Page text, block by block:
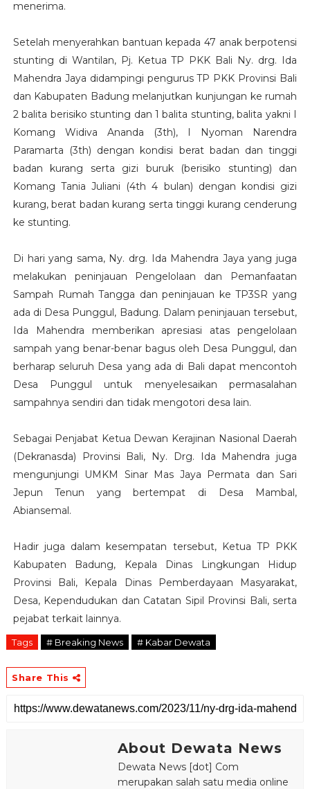
menerima.
Setelah menyerahkan bantuan kepada 47 anak berpotensi
stunting di Wantilan, Pj. Ketua TP PKK Bali Ny. drg. Ida
Mahendra Jaya didampingi pengurus TP PKK Provinsi Bali
dan Kabupaten Badung melanjutkan kunjungan ke rumah
2 balita berisiko stunting dan 1 balita stunting, balita yakni I
Komang Widiva Ananda (3th), I Nyoman Narendra
Paramarta (3th) dengan kondisi berat badan dan tinggi
badan kurang serta gizi buruk (berisiko stunting) dan
Komang Tania Juliani (4th 4 bulan) dengan kondisi gizi
kurang, berat badan kurang serta tinggi kurang cenderung
ke stunting.
Di hari yang sama, Ny. drg. Ida Mahendra Jaya yang juga
melakukan peninjauan Pengelolaan dan Pemanfaatan
Sampah Rumah Tangga dan peninjauan ke TP3SR yang
ada di Desa Punggul, Badung. Dalam peninjauan tersebut,
Ida Mahendra memberikan apresiasi atas pengelolaan
sampah yang benar-benar bagus oleh Desa Punggul, dan
berharap seluruh Desa yang ada di Bali dapat mencontoh
Desa Punggul untuk menyelesaikan permasalahan
sampahnya sendiri dan tidak mengotori desa lain.
Sebagai Penjabat Ketua Dewan Kerajinan Nasional Daerah
(Dekranasda) Provinsi Bali, Ny. Drg. Ida Mahendra juga
mengunjungi UMKM Sinar Mas Jaya Permata dan Sari
Jepun Tenun yang bertempat di Desa Mambal,
Abiansemal.
Hadir juga dalam kesempatan tersebut, Ketua TP PKK
Kabupaten Badung, Kepala Dinas Lingkungan Hidup
Provinsi Bali, Kepala Dinas Pemberdayaan Masyarakat,
Desa, Kependudukan dan Catatan Sipil Provinsi Bali, serta
pejabat terkait lainnya.
Tags # Breaking News # Kabar Dewata
Share This
About Dewata News
Dewata News [dot] Com
merupakan salah satu media online